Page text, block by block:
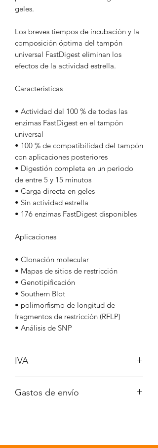
geles.
Los breves tiempos de incubación y la
composición óptima del tampón
universal FastDigest eliminan los
efectos de la actividad estrella.
Características
• Actividad del 100 % de todas las
enzimas FastDigest en el tampón
universal
• 100 % de compatibilidad del tampón
con aplicaciones posteriores
• Digestión completa en un periodo
de entre 5 y 15 minutos
• Carga directa en geles
• Sin actividad estrella
• 176 enzimas FastDigest disponibles
Aplicaciones
• Clonación molecular
• Mapas de sitios de restricción
• Genotipificación
• Southern Blot
• polimorfismo de longitud de
fragmentos de restricción (RFLP)
• Análisis de SNP
IVA
Gastos de envío